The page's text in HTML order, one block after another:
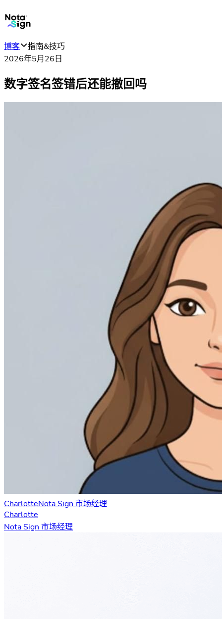
博客
指南&技巧
2026年5月26日
数字签名签错后还能撤回吗
CharlotteNota Sign 市场经理
Charlotte
Nota Sign 市场经理